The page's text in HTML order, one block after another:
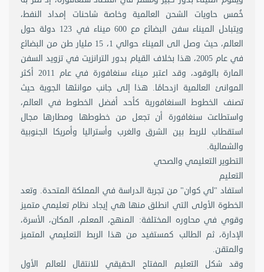
خُمس حاويات الشحن العالمية وخاصة شاحنات إمداد النفط،
ويتبادل الميناء سفن البضائع مع 600 ميناء في 123 دولة حول
العالم، حيث وصل الى الميناء حوالي 1، 15 مليار طن من البضائع
في عام 2005، هذا بخلاف القيام بدور الترانزيت في تزويد السفن
المارة بالوقود، وقد اعتبر ميناء سنغافورة في عام 2011 أكثر
الموانئ العالمية ازدحامًا. هذا إلى جانب موانئها الجوية حيث
تصنف الخطوط السنغافورية كأحد أفضل الخطوط في العالم،
واستطاعت سنغافورة أن تجعل من خطوطها ومطارها مجال
استقطاب للربط بين الشرق والغرب وأستراليا وأمريكا الجنوبية
والشمالية.
التطوير التعليمي والصحي
التعليم
استفاد "لي كوان" من تجربة الدراسة في المملكة المتحدة. وتعد
الخطوة الأولى التي انطلق منها هي إيجاد نظام تعليمي متميز
وقوي في محاوره المختلفة: المنهج، المعلم، المكان، الأسرة،
الإدارة، ثم الطالب كمستفيد من هذا الربط التعليمي المتميز
والمتقن.
وقد شكل التعليم المفتاح الحقيقي للانتقال للعالم الأول